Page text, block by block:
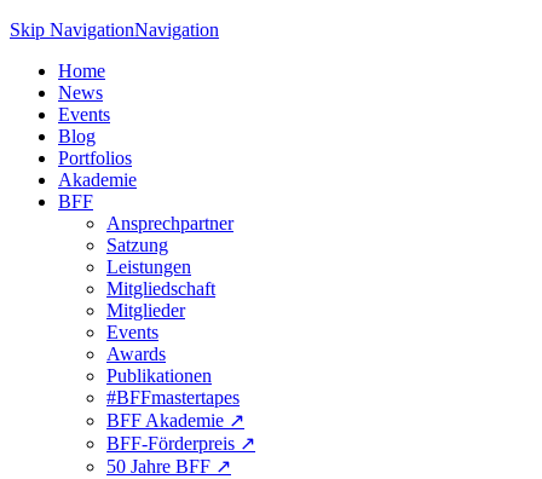
Skip NavigationNavigation
Home
News
Events
Blog
Portfolios
Akademie
BFF
Ansprechpartner
Satzung
Leistungen
Mitgliedschaft
Mitglieder
Events
Awards
Publikationen
#BFFmastertapes
BFF Akademie ↗︎
BFF-Förderpreis ↗︎
50 Jahre BFF ↗︎